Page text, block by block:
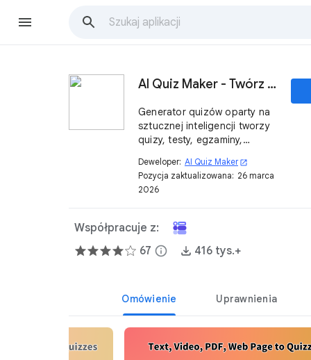
AI Quiz Maker - Twórz quizy za pomocą AI
Generator quizów oparty na
sztucznej inteligencji tworzy
quizy, testy, egzaminy,
tekstu w kilka sekund, takie
jak MCQ, prawda/fałsz,
wypełnij puste pola.
Deweloper: AI Quiz Maker open_in_new
Pozycja zaktualizowana: 26 marca
2026
Współpracuje z:
67 info 416 tys.+
Omówienie Uprawnienia